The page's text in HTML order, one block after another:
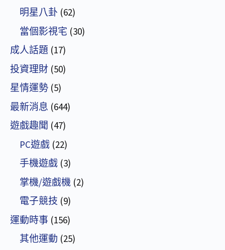
明星八卦 (62)
當個影視宅 (30)
成人話題 (17)
投資理財 (50)
星情運勢 (5)
最新消息 (644)
遊戲趣聞 (47)
PC遊戲 (22)
手機遊戲 (3)
掌機/遊戲機 (2)
電子競技 (9)
運動時事 (156)
其他運動 (25)